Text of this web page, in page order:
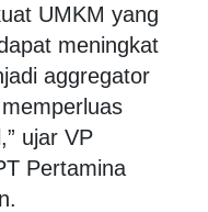
UMKM yang
meningkat
aggregator
ujar VP
Pertamina